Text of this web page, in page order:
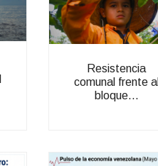
Resistencia
comunal frente al
bloque...